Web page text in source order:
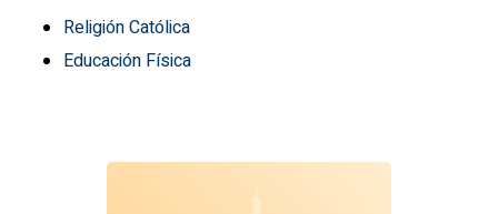
Religión Católica
Educación Física